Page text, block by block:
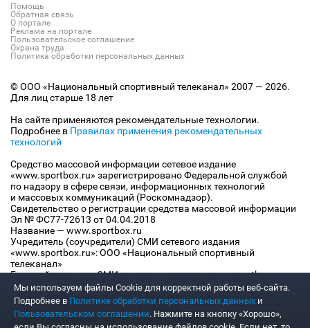
Помощь
Обратная связь
О портале
Реклама на портале
Пользовательское соглашение
Охрана труда
Политика обработки персональных данных
© ООО «Национальный спортивный телеканал» 2007 — 2026.
Для лиц старше 18 лет
На сайте применяются рекомендательные технологии.
Подробнее в Правилах применения рекомендательных
технологий
Средство массовой информации сетевое издание
«www.sportbox.ru» зарегистрировано Федеральной службой
по надзору в сфере связи, информационных технологий
и массовых коммуникаций (Роскомнадзор).
Свидетельство о регистрации средства массовой информации
Эл № ФС77-72613 от 04.04.2018
Название — www.sportbox.ru
Учредитель (соучредители) СМИ сетевого издания
«www.sportbox.ru»: ООО «Национальный спортивный
телеканал»
Главный редактор СМИ сетевого издания «www.sportbox.ru»:
Конов В.А.
Номер телефона редакции СМИ сетевого издания
«www.sportbox.ru»: +7 (495) 653 8419
Адрес электронной почты редакции СМИ сетевого издания
Мы используем файлы Сookie для корректной работы веб-сайта.
Подробнее в Политике обработки персональных данных и
Пользовательском соглашении. Нажмите на кнопку «Хорошо»,